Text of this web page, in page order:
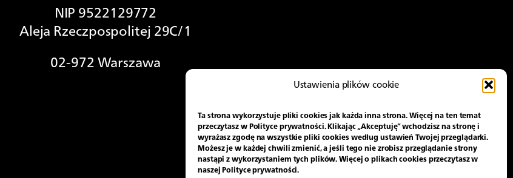
Ustawienia plików cookie
Ta strona wykorzystuje pliki cookies jak każda inna strona. Więcej na ten temat
przeczytasz w Polityce prywatności. Klikając „Akceptuję” wchodzisz na stronę i
wyrażasz zgodę na wszystkie pliki cookies według ustawień Twojej przeglądarki.
Możesz je w każdej chwili zmienić, a jeśli tego nie zrobisz przeglądanie strony
nastąpi z wykorzystaniem tych plików. Więcej o plikach cookies przeczytasz w
naszej Polityce prywatności.
NIP 9522129772
Aleja Rzeczpospolitej 29C/1
02-972 Warszawa